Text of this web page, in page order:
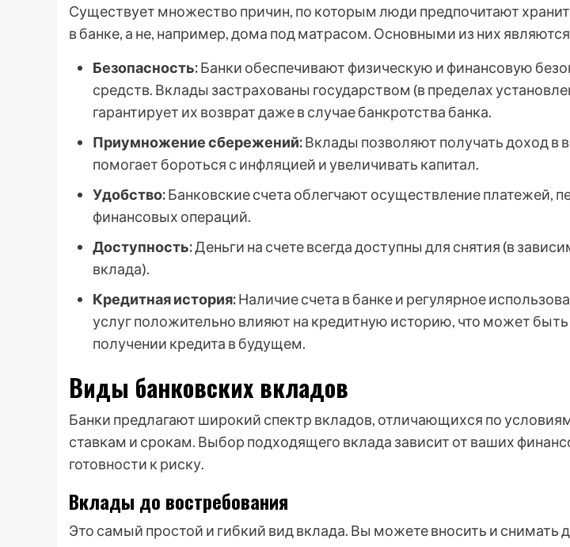
Существует множество причин, по которым люди предпочитают
в банке, а не, например, дома под матрасом. Основными из них
Безопасность:Банки обеспечивают физическую и финансовую
средств. Вклады застрахованы государством (в пределах
гарантирует их возврат даже в случае банкротства банка.
Приумножение сбережений:Вклады позволяют получать доход в
помогает бороться с инфляцией и увеличивать капитал.
Удобство:Банковские счета облегчают осуществление платежей,
финансовых операций.
Доступность:Деньги на счете всегда доступны для снятия (в
вклада).
Кредитная история:Наличие счета в банке и регулярное
услуг положительно влияют на кредитную историю, что может
получении кредита в будущем.
Виды банковских вкладов
Банки предлагают широкий спектр вкладов, отличающихся по
ставкам и срокам. Выбор подходящего вклада зависит от ваших
готовности к риску.
Вклады до востребования
Это самый простой и гибкий вид вклада. Вы можете вносить и снимать